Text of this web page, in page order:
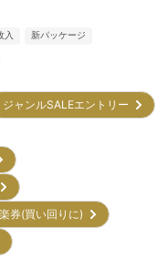
入 新パッケージ
ジャンルSALEエントリー
楽券(買い回りに)